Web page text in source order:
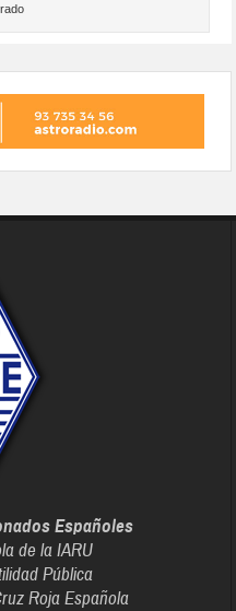
Españoles
de la IARU
Pública
Roja Española